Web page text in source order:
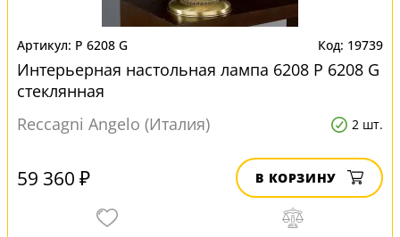
P 6208 G 19739
Интерьерная настольная лампа 6208 P 6208 G
стеклянная
Reccagni Angelo (Италия)
2 шт.
59 360 ₽ В КОРЗИНУ